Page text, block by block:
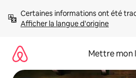
directement
Afficher la langue d'origine
Mettre mon